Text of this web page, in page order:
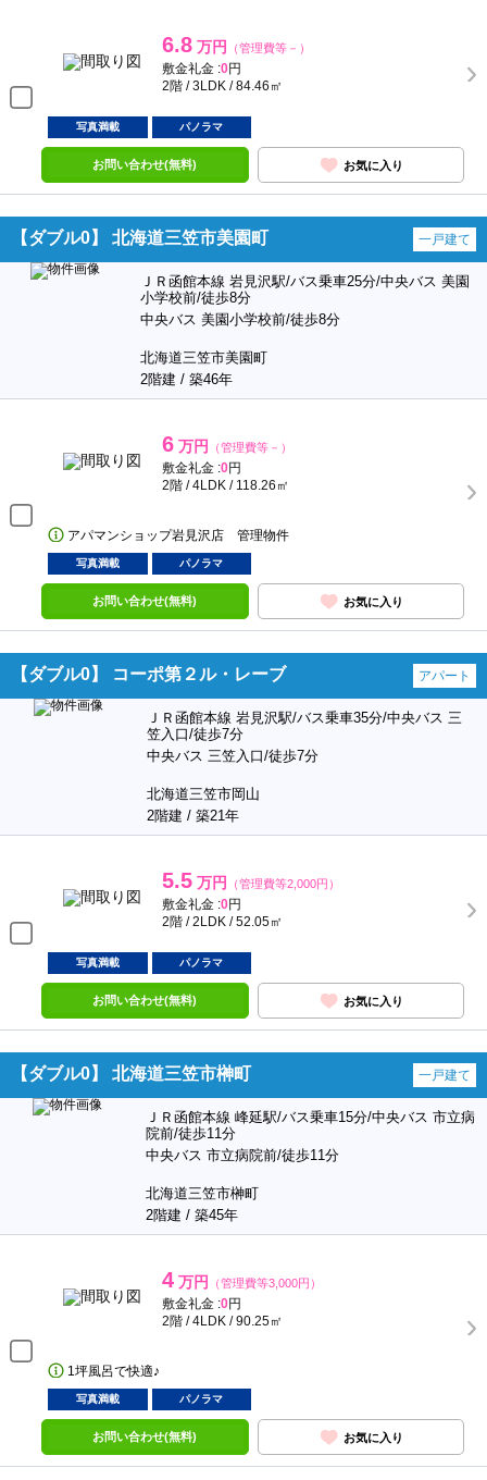
6.8 万円 （管理費等－）
敷金礼金 :0円
2階 / 3LDK / 84.46㎡
写真満載 パノラマ
お問い合わせ(無料) お気に入り
【ダブル0】 北海道三笠市美園町 一戸建て
ＪＲ函館本線 岩見沢駅/バス乗車25分/中央バス 美園
小学校前/徒歩8分
中央バス 美園小学校前/徒歩8分
北海道三笠市美園町
2階建 / 築46年
6 万円 （管理費等－）
敷金礼金 :0円
2階 / 4LDK / 118.26㎡
アパマンショップ岩見沢店 管理物件
写真満載 パノラマ
お問い合わせ(無料) お気に入り
【ダブル0】 コーポ第２ル・レーブ アパート
ＪＲ函館本線 岩見沢駅/バス乗車35分/中央バス 三
笠入口/徒歩7分
中央バス 三笠入口/徒歩7分
北海道三笠市岡山
2階建 / 築21年
5.5 万円 （管理費等2,000円）
敷金礼金 :0円
2階 / 2LDK / 52.05㎡
写真満載 パノラマ
お問い合わせ(無料) お気に入り
【ダブル0】 北海道三笠市榊町 一戸建て
ＪＲ函館本線 峰延駅/バス乗車15分/中央バス 市立病
院前/徒歩11分
中央バス 市立病院前/徒歩11分
北海道三笠市榊町
2階建 / 築45年
4 万円 （管理費等3,000円）
敷金礼金 :0円
2階 / 4LDK / 90.25㎡
1坪風呂で快適♪
写真満載 パノラマ
お問い合わせ(無料) お気に入り